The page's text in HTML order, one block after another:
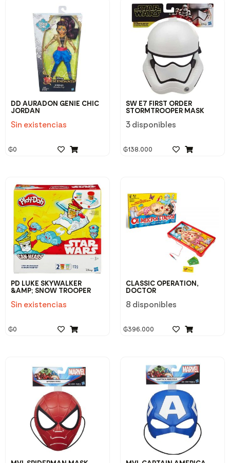
DD AURADON GENIE CHIC
JORDAN
Sin existencias
₲0
SW E7 FIRST ORDER
STORMTROOPER MASK
3 disponibles
₲138.000
PD LUKE SKYWALKER
&AMP; SNOW TROOPER
Sin existencias
₲0
CLASSIC OPERATION,
DOCTOR
8 disponibles
₲396.000